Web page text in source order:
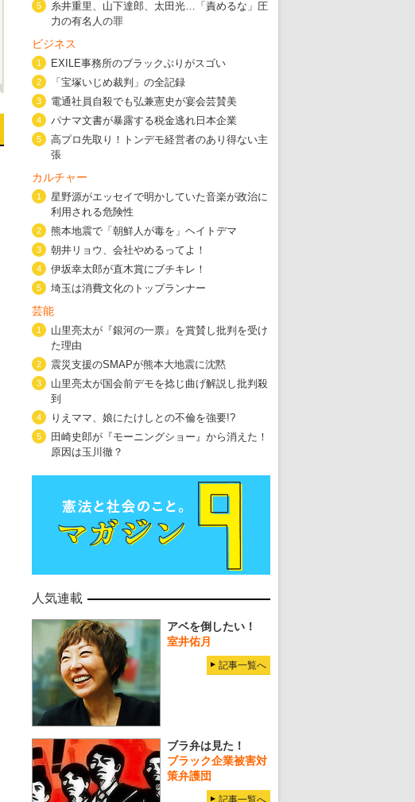
5
糸井重里、山下達郎、太田光…「責めるな」圧
力の有名人の罪
ビジネス
1 EXILE事務所のブラックぶりがスゴい
2 「宝塚いじめ裁判」の全記録
3 電通社員自殺でも弘兼憲史が宴会芸賛美
4 パナマ文書が暴露する税金逃れ日本企業
5
高プロ先取り！トンデモ経営者のあり得ない主
張
カルチャー
1
星野源がエッセイで明かしていた音楽が政治に
利用される危険性
2 熊本地震で「朝鮮人が毒を」ヘイトデマ
3 朝井リョウ、会社やめるってよ！
4 伊坂幸太郎が直木賞にブチキレ！
5 埼玉は消費文化のトップランナー
芸能
1
山里亮太が『銀河の一票』を賞賛し批判を受け
た理由
2 震災支援のSMAPが熊本大地震に沈黙
3
山里亮太が国会前デモを捻じ曲げ解説し批判殺
到
4 りえママ、娘にたけしとの不倫を強要!?
5
田崎史郎が『モーニングショー』から消えた！
原因は玉川徹？
人気連載
アベを倒したい！
室井佑月
記事一覧へ
ブラ弁は見た！
ブラック企業被害対
策弁護団
記事一覧へ